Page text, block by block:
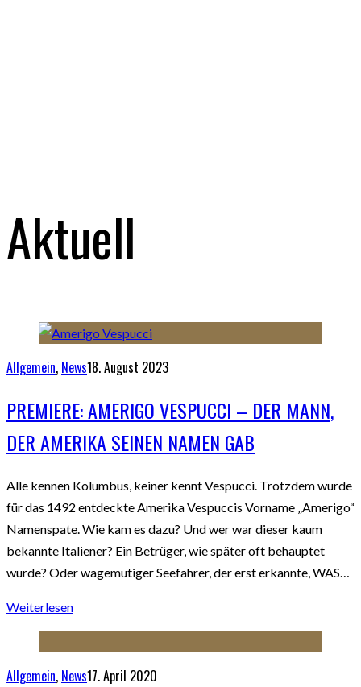
Aktuell
Allgemein, News18. August 2023
PREMIERE: AMERIGO VESPUCCI – DER MANN,
DER AMERIKA SEINEN NAMEN GAB
Alle kennen Kolumbus, keiner kennt Vespucci. Trotzdem wurde
für das 1492 entdeckte Amerika Vespuccis Vorname „Amerigo“
Namenspate. Wie kam es dazu? Und wer war dieser kaum
bekannte Italiener? Ein Betrüger, wie später oft behauptet
wurde? Oder wagemutiger Seefahrer, der erst erkannte, WAS…
Weiterlesen
Allgemein, News17. April 2020